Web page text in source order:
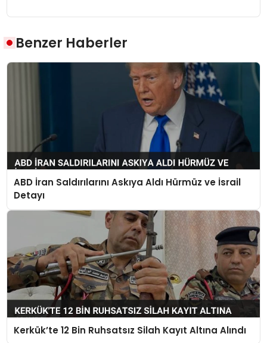
Benzer Haberler
ABD İran Saldırılarını Askıya Aldı Hürmüz ve İsrail
Detayı
Kerkük’te 12 Bin Ruhsatsız Silah Kayıt Altına Alındı